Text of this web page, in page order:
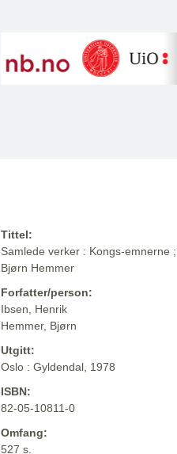
Tittel:
Samlede verker : Kongs-emnerne
Bjørn Hemmer
Forfatter/person:
Ibsen, Henrik
Hemmer, Bjørn
Utgitt:
Oslo : Gyldendal, 1978
ISBN:
82-05-10811-0
Omfang:
527 s.